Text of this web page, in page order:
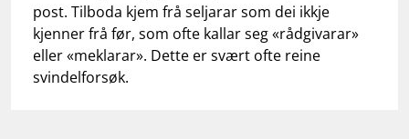
post. Tilboda kjem frå seljarar som dei ikkje
kjenner frå før, som ofte kallar seg «rådgivarar»
eller «meklarar». Dette er svært ofte reine
svindelforsøk.